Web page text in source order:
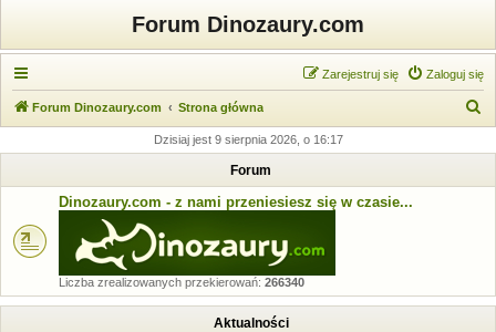
Forum Dinozaury.com
Zaloguj się
Zarejestruj się
Forum Dinozaury.com Strona główna
k
Dzisiaj jest 9 sierpnia 2026, o 16:17
Forum
Dinozaury.com - z nami przeniesiesz się w czasie...
Liczba zrealizowanych przekierowań: 266340
Aktualności